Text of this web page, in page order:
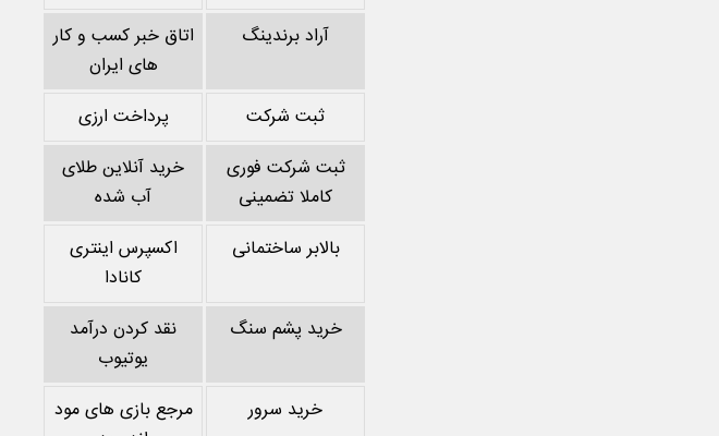
آراد برندینگ
اتاق خبر کسب و کار
های ایران
ثبت شرکت
پرداخت ارزی
ثبت شرکت فوری
کاملا تضمینی
خرید آنلاین طلای
آب شده
بالابر ساختمانی
اکسپرس اینتری
کانادا
خرید پشم سنگ
نقد کردن درآمد
یوتیوب
خرید سرور
مرجع بازی های مود